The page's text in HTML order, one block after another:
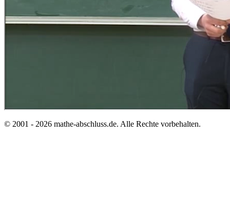
© 2001 - 2026 mathe-abschluss.de. Alle Rechte vorbehalten.